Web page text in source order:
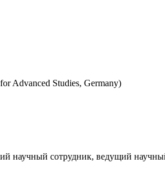
Advanced Studies, Germany)
сотрудник, ведущий